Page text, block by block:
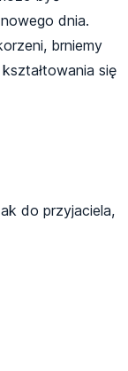
dnia.
brniemy
się
do przyjaciela,